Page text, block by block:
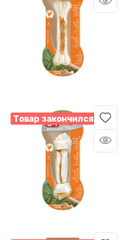
Товар закончился